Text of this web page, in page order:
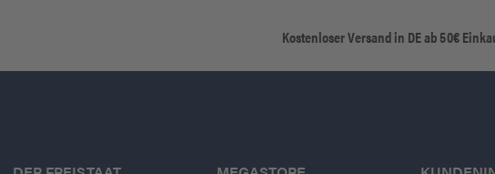
Kostenloser Versand in DE ab 50€